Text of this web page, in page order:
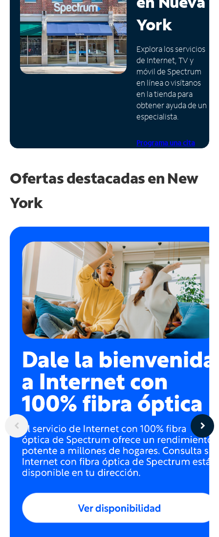
Administrar
cuenta
Encuentra
una
tienda
York
Explora los servicios
de Internet, TV y
móvil de Spectrum
en línea o visítanos
en la tienda para
obtener ayuda de un
especialista.
Programa una cita
Ofertas destacadas en New
York